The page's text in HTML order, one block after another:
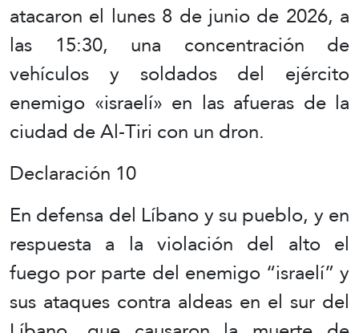
atacaron el lunes 8 de junio de 2026, a
las 15:30, una concentración de
vehículos y soldados del ejército
enemigo «israelí» en las afueras de la
ciudad de Al-Tiri con un dron.
Declaración 10
En defensa del Líbano y su pueblo, y en
respuesta a la violación del alto el
fuego por parte del enemigo “israelí” y
sus ataques contra aldeas en el sur del